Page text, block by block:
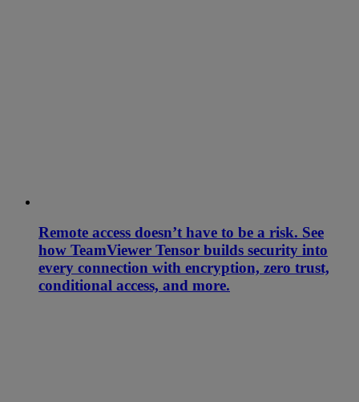
Remote access doesn’t have to be a risk. See
how TeamViewer Tensor builds security into
every connection with encryption, zero trust,
conditional access, and more.